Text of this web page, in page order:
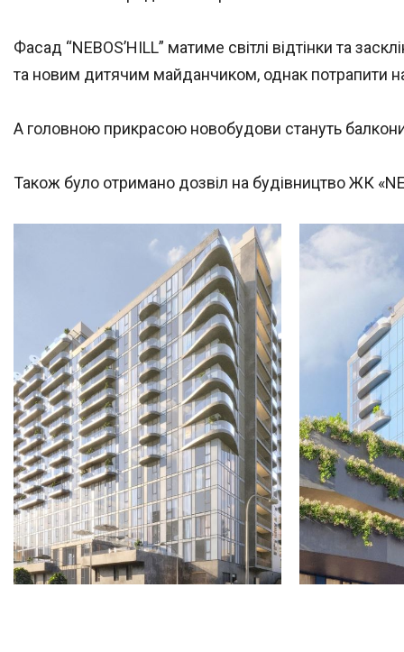
Фасад “NEBOS’HILL” матиме світлі відтінки та
та новим дитячим майданчиком, однак потрапити
А головною прикрасою новобудови стануть
Також було отримано дозвіл на будівництво ЖК